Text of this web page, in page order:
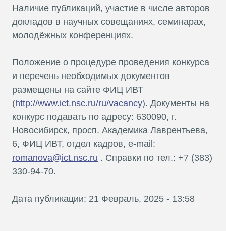
Наличие публикаций, участие в числе авторов
докладов в научных совещаниях, семинарах,
молодёжных конференциях.
Положение о процедуре проведения конкурса
и перечень необходимых документов
размещены на сайте ФИЦ ИВТ
(http://www.ict.nsc.ru/ru/vacancy). Документы на
конкурс подавать по адресу: 630090, г.
Новосибирск, просп. Академика Лаврентьева,
6, ФИЦ ИВТ, отдел кадров, e-mail:
romanova@ict.nsc.ru . Справки по тел.: +7 (383)
330-94-70.
Дата публикации: 21 Февраль, 2025 - 13:58